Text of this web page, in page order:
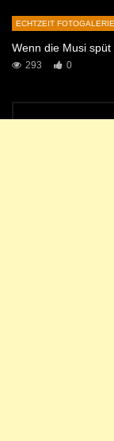
ECHTZEIT FOTOGALERIE
Wenn die Musi spüt
293 0